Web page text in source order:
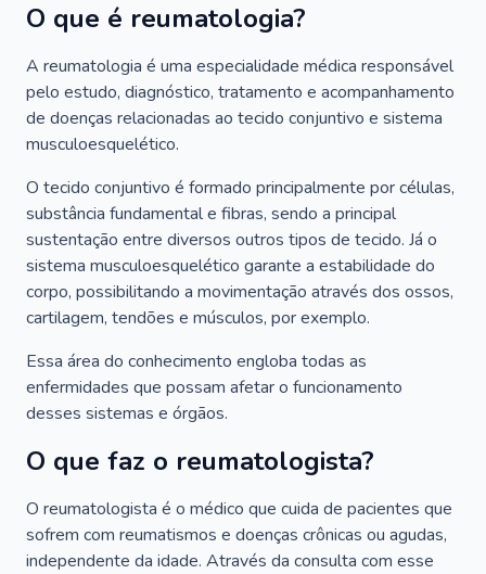
O que é reumatologia?
A reumatologia é uma especialidade médica responsável
pelo estudo, diagnóstico, tratamento e acompanhamento
de doenças relacionadas ao tecido conjuntivo e sistema
musculoesquelético.
O tecido conjuntivo é formado principalmente por células,
substância fundamental e fibras, sendo a principal
sustentação entre diversos outros tipos de tecido. Já o
sistema musculoesquelético garante a estabilidade do
corpo, possibilitando a movimentação através dos ossos,
cartilagem, tendões e músculos, por exemplo.
Essa área do conhecimento engloba todas as
enfermidades que possam afetar o funcionamento
desses sistemas e órgãos.
O que faz o reumatologista?
O reumatologista é o médico que cuida de pacientes que
sofrem com reumatismos e doenças crônicas ou agudas,
independente da idade. Através da consulta com esse